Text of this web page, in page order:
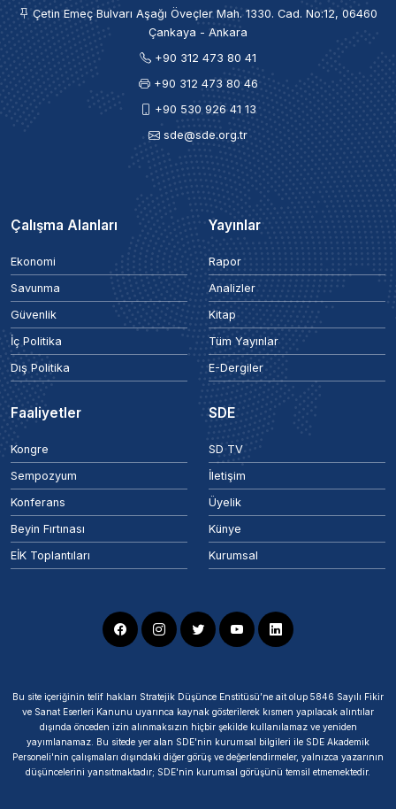
Çetin Emeç Bulvarı Aşağı Öveçler Mah. 1330. Cad. No:12, 06460
Çankaya - Ankara
+90 312 473 80 41
+90 312 473 80 46
+90 530 926 41 13
sde@sde.org.tr
Çalışma Alanları
Ekonomi
Savunma
Güvenlik
İç Politika
Dış Politika
Yayınlar
Rapor
Analizler
Kitap
Tüm Yayınlar
E-Dergiler
Faaliyetler
Kongre
Sempozyum
Konferans
Beyin Fırtınası
EİK Toplantıları
SDE
SD TV
İletişim
Üyelik
Künye
Kurumsal
Bu site içeriğinin telif hakları Stratejik Düşünce Enstitüsü’ne ait olup 5846 Sayılı Fikir
ve Sanat Eserleri Kanunu uyarınca kaynak gösterilerek kısmen yapılacak alıntılar
dışında önceden izin alınmaksızın hiçbir şekilde kullanılamaz ve yeniden
yayımlanamaz. Bu sitede yer alan SDE'nin kurumsal bilgileri ile SDE Akademik
Personeli'nin çalışmaları dışındaki diğer görüş ve değerlendirmeler, yalnızca yazarının
düşüncelerini yansıtmaktadır; SDE'nin kurumsal görüşünü temsil etmemektedir.